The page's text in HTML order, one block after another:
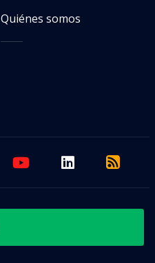
Quiénes somos